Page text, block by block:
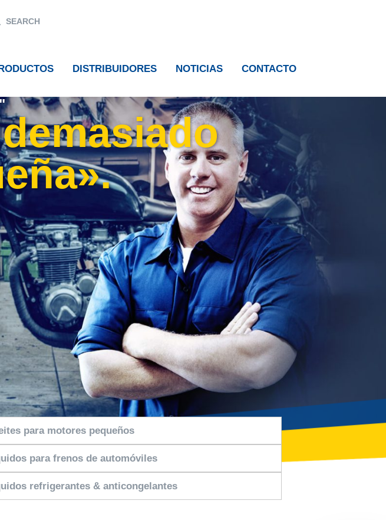
SEARCH
DISTRIBUIDORES NOTICIAS CONTACTO
para motores pequeños
para frenos de automóviles
refrigerantes & anticongelantes